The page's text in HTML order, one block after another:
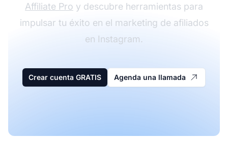
Affiliate Pro y descubre herramientas para
impulsar tu éxito en el marketing de afiliados
en Instagram.
Crear cuenta GRATIS Agenda una llamada